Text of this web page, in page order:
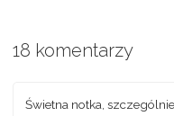
18 komentarzy
Świetna notka,